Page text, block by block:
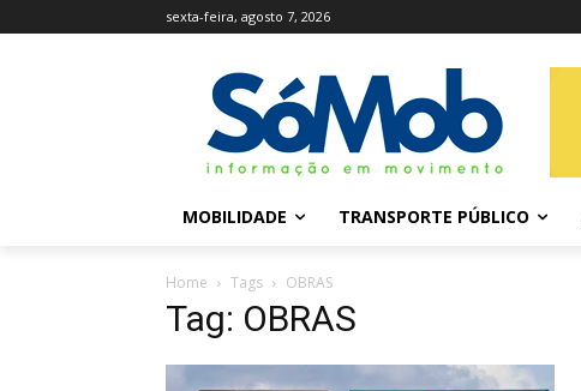
sexta-feira, agosto 7, 2026
MOBILIDADE TRANSPORTE PÚBLICO
Home Tags OBRAS
Tag: OBRAS